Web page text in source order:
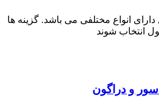
انواع مختلفی می باشد. گزینه ها
انتخاب شوند
و دراگون